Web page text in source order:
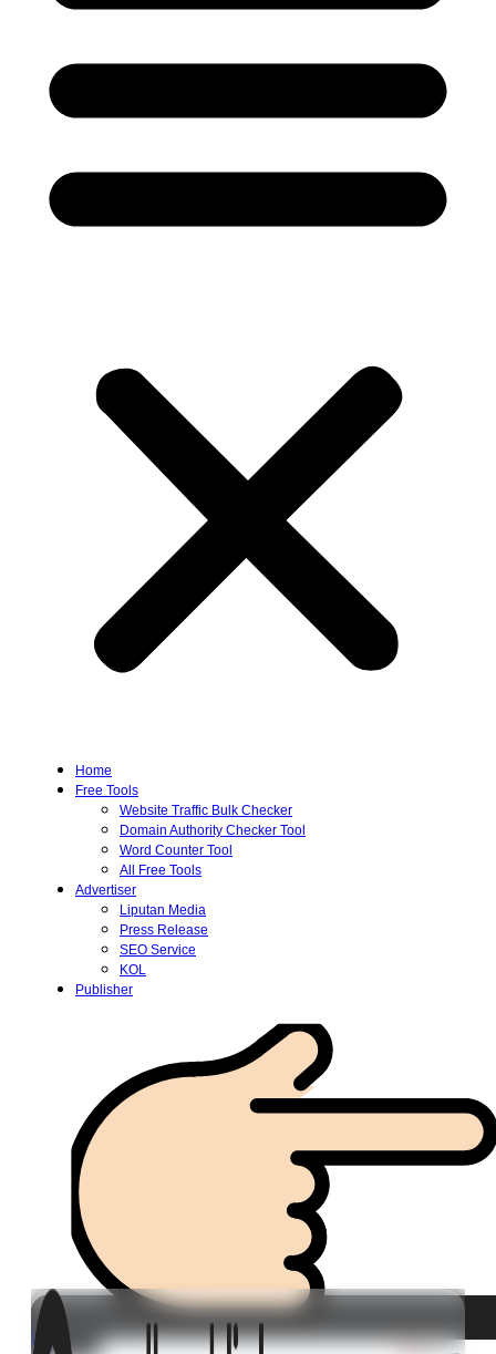
Home
Free Tools
Website Traffic Bulk Checker
Domain Authority Checker Tool
Word Counter Tool
All Free Tools
Advertiser
Liputan Media
Press Release
SEO Service
KOL
Publisher
Login